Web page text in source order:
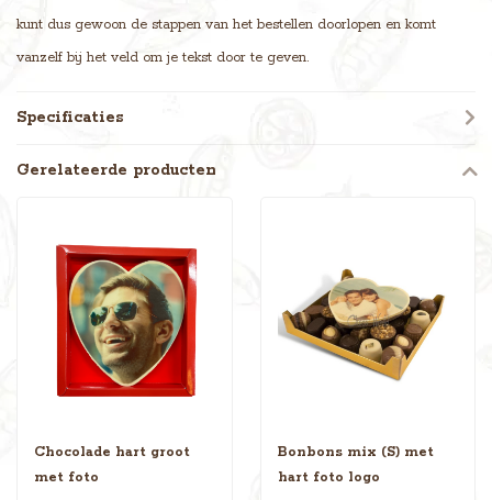
kunt dus gewoon de stappen van het bestellen doorlopen en komt
vanzelf bij het veld om je tekst door te geven.
Specificaties
Gerelateerde producten
Chocolade hart groot
met foto
Bonbons mix (S) met
hart foto logo